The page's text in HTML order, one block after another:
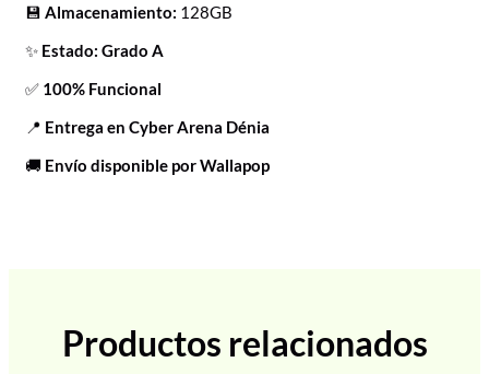
💾 Almacenamiento: 128GB
✨ Estado: Grado A
✅ 100% Funcional
📍 Entrega en Cyber Arena Dénia
🚚 Envío disponible por Wallapop
Productos relacionados